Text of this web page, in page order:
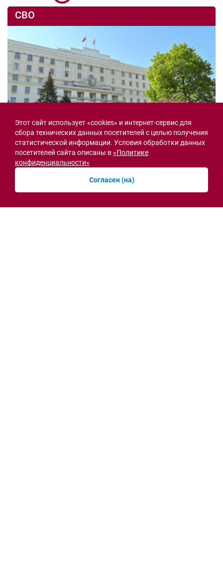
СВО
Семьи героев СВО с временной регистрацией
в Ростовской области смогут получить
земельный участок
30.07.2026 13:05
Этот сайт использует «cookies» и интернет-сервис для
сбора технических данных посетителей с целью получения
статистической информации. Условия обработки данных
посетителей сайта описаны в«Политике
конфиденциальности»
Согласен (на)